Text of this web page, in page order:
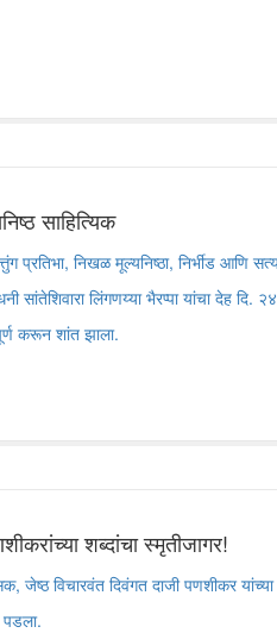
साहित्यिक
प्रतिभा, निखळ मूल्यनिष्ठा, निर्भीड आणि
सांतेशिवारा लिंगणय्या भैरप्पा यांचा देह दि.
करून शांत झाला.
शब्दांचा स्मृतीजागर!
जेष्ठ विचारवंत दिवंगत दाजी पणशीकर
पडला.